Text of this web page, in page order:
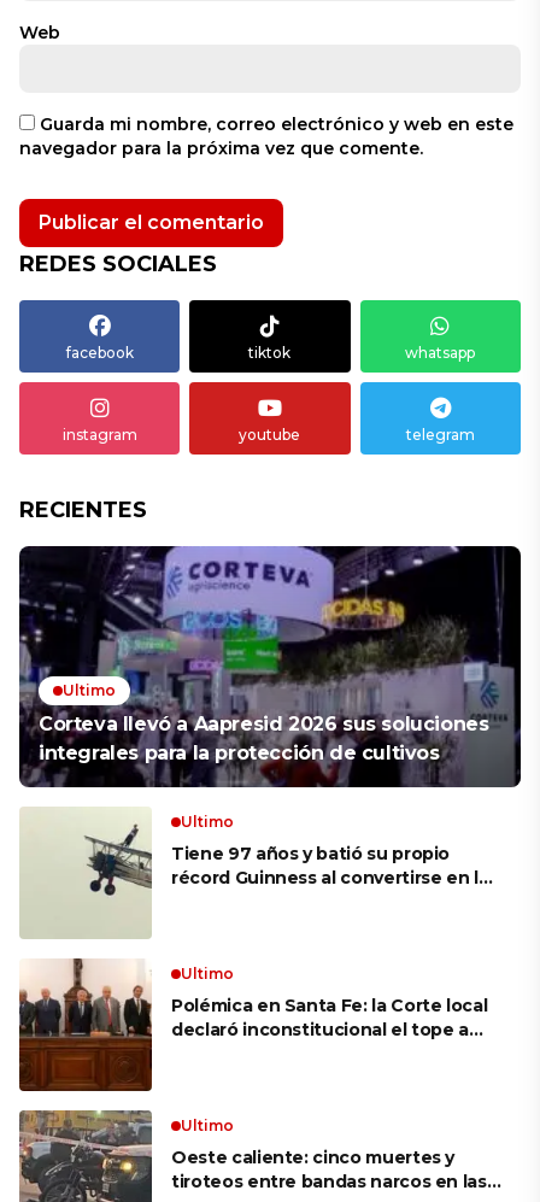
Web
Guarda mi nombre, correo electrónico y web en este
navegador para la próxima vez que comente.
REDES SOCIALES
facebook tiktok whatsapp
instagram youtube telegram
RECIENTES
Ultimo
Corteva llevó a Aapresid 2026 sus soluciones
integrales para la protección de cultivos
Ultimo
Tiene 97 años y batió su propio
récord Guinness al convertirse en la
puedo’ no existen en mi vocabulario»
Ultimo
Polémica en Santa Fe: la Corte local
declaró inconstitucional el tope a
Ultimo
Oeste caliente: cinco muertes y
tiroteos entre bandas narcos en las